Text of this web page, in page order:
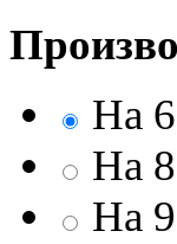
На
На
На